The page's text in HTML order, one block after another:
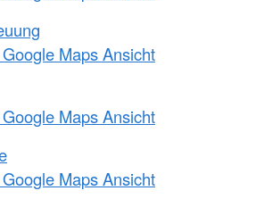
Maps Ansicht
Maps Ansicht
Maps Ansicht